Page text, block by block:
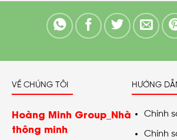
VỀ CHÚNG TÔI
Hoàng Minh Group_Nhà
thông minh
HƯỚNG
Chính
Chính